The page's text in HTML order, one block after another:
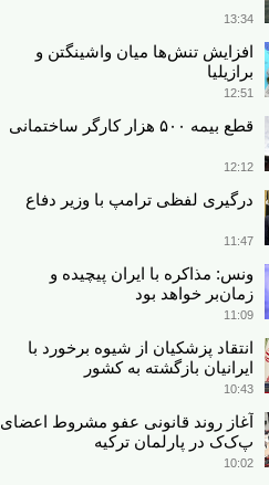
13:34
افزایش تنش‌ها میان واشینگتن و
برازیلیا
12:51
قطع بیمه ۵۰۰ هزار کارگر ساختمانی
12:12
درگیری لفظی ترامپ با وزیر دفاع
11:47
ونس: مذاکره با ایران پیچیده و
زمان‌بر خواهد بود
11:09
انتقاد پزشکیان از شیوه برخورد با
ایرانیان بازگشته به کشور
10:43
آغاز روند قانونی عفو مشروط اعضای
پ‌ک‌ک در پارلمان ترکیه
10:02